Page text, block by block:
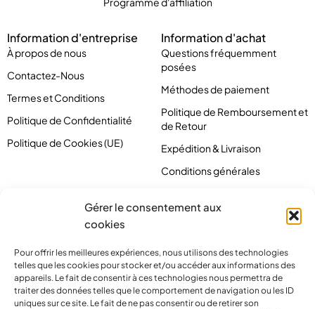
Gérer le consentement aux
cookies
Pour offrir les meilleures expériences, nous utilisons des technologies
telles que les cookies pour stocker et/ou accéder aux informations des
appareils. Le fait de consentir à ces technologies nous permettra de
traiter des données telles que le comportement de navigation ou les ID
uniques sur ce site. Le fait de ne pas consentir ou de retirer son
Information d'entreprise
À propos de nous
Contactez-Nous
Termes et Conditions
Politique de Confidentialité
Politique de Cookies (UE)
Information d'achat
Questions fréquemment
posées
Méthodes de paiement
Politique de Remboursement et
de Retour
Expédition & Livraison
Conditions générales